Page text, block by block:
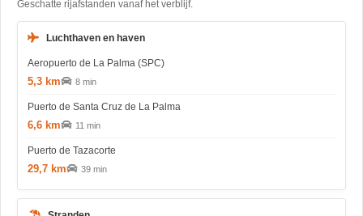
Geschatte rijafstanden vanaf het verblijf.
Luchthaven en haven
Aeropuerto de La Palma (SPC)
5,3 km 8 min
Puerto de Santa Cruz de La Palma
6,6 km 11 min
Puerto de Tazacorte
29,7 km 39 min